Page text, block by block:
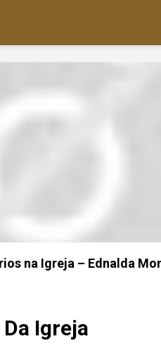
na Igreja – Ednalda
Igreja